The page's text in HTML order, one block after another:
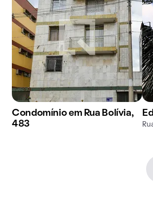
Condomínio em Rua Bolívia,
483